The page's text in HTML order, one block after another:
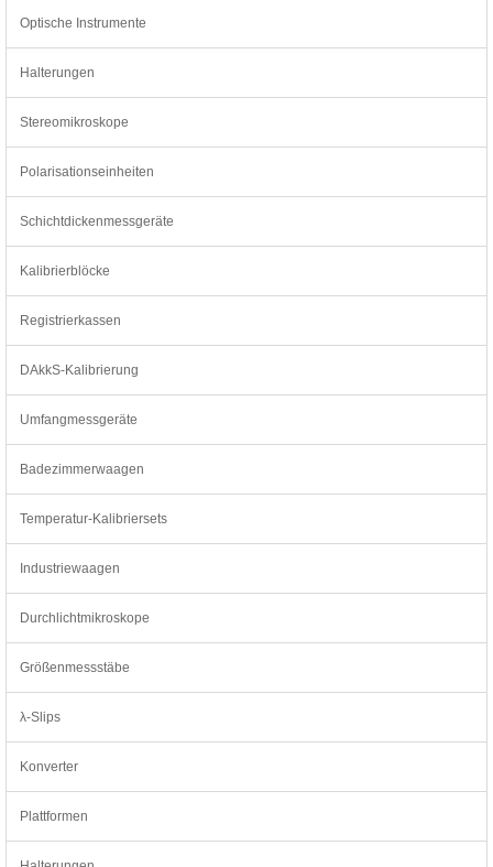
Optische Instrumente
Halterungen
Stereomikroskope
Polarisationseinheiten
Schichtdickenmessgeräte
Kalibrierblöcke
Registrierkassen
DAkkS-Kalibrierung
Umfangmessgeräte
Badezimmerwaagen
Temperatur-Kalibriersets
Industriewaagen
Durchlichtmikroskope
Größenmessstäbe
λ-Slips
Konverter
Plattformen